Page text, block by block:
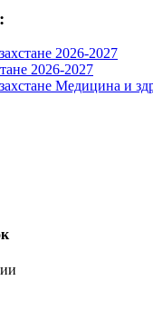
2026-2027
2026-2027
Медицина и